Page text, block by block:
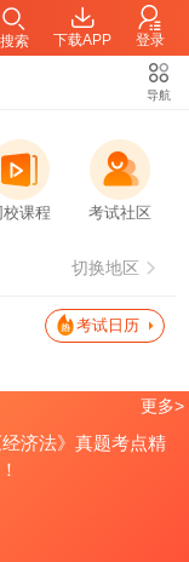
下载APP 登录
搜索
导航
校课程 考试社区
切换地区
考试日历
济法》真题考点精
更多>